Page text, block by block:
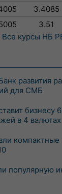
3.4085
3.51
Все курсы НБ
развития
для СМБ
бизнесу
в 4 валютах
компактные
популярную